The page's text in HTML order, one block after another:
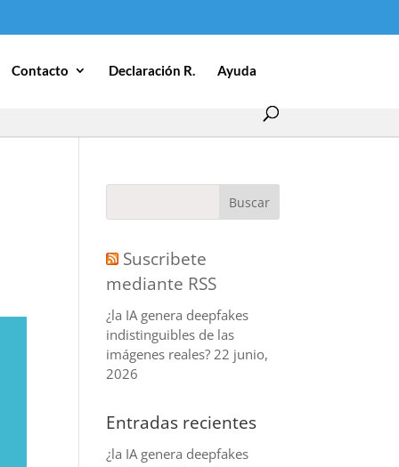
Contacto Declaración R. Ayuda
Suscribete
mediante RSS
¿la IA genera deepfakes
indistinguibles de las
imágenes reales? 22 junio,
2026
Entradas recientes
¿la IA genera deepfakes